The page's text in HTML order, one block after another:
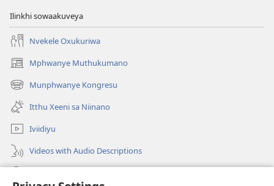
Ilinkhi sowaakuveya
Nvekele Oxukuriwa
Mphwanye Muthukumano
(opens
new
window)
Munphwanye Kongresu
(opens
new
window)
Itthu Xeeni sa Niinano
Iviidiyu
Videos with Audio Descriptions